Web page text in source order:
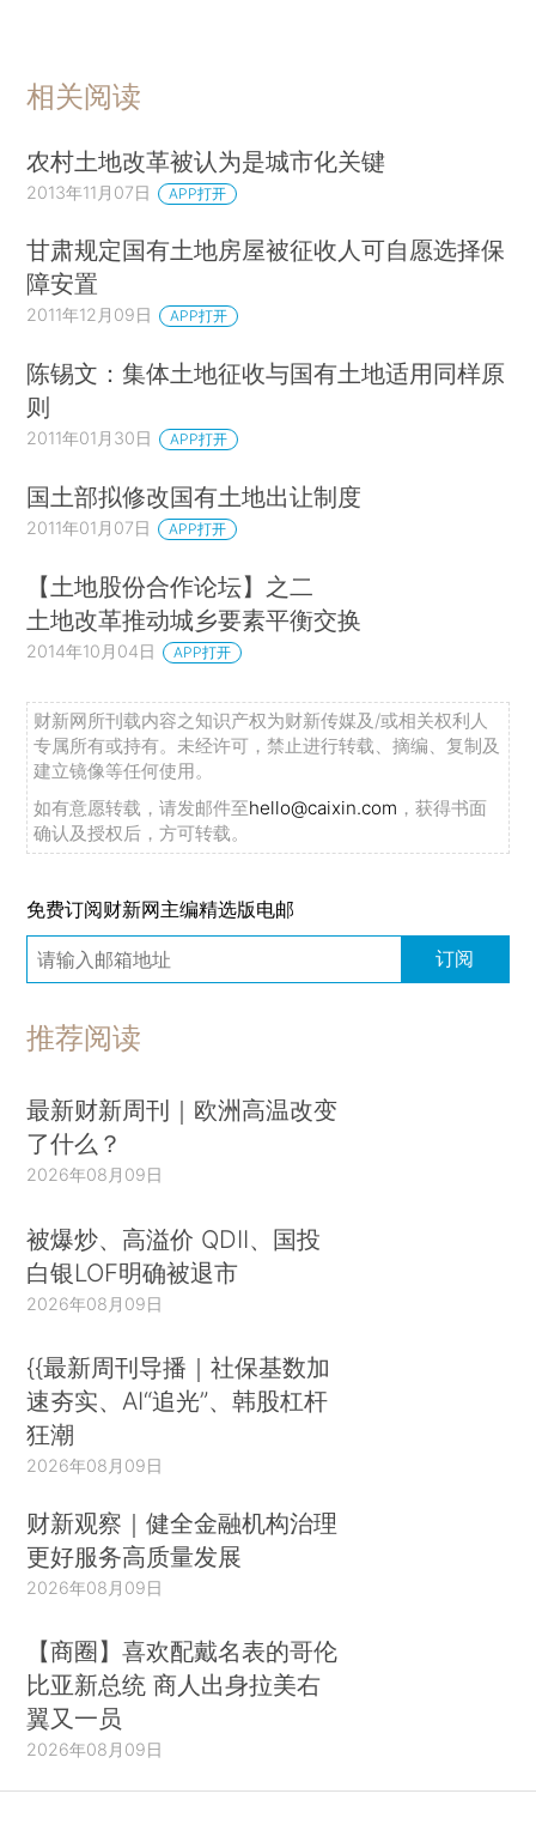
相关阅读
农村土地改革被认为是城市化关键
2013年11月07日 APP打开
甘肃规定国有土地房屋被征收人可自愿选择保
障安置
2011年12月09日 APP打开
陈锡文：集体土地征收与国有土地适用同样原
则
2011年01月30日 APP打开
国土部拟修改国有土地出让制度
2011年01月07日 APP打开
【土地股份合作论坛】之二
土地改革推动城乡要素平衡交换
2014年10月04日 APP打开
财新网所刊载内容之知识产权为财新传媒及/或相关权利人
专属所有或持有。未经许可，禁止进行转载、摘编、复制及
建立镜像等任何使用。
如有意愿转载，请发邮件至hello@caixin.com ，获得书面
确认及授权后，方可转载。
免费订阅财新网主编精选版电邮
订阅
推荐阅读
最新财新周刊｜欧洲高温改变
了什么？
2026年08月09日
被爆炒、高溢价 QDII、国投
白银LOF明确被退市
2026年08月09日
{{最新周刊导播｜社保基数加
速夯实、AI“追光”、韩股杠杆
狂潮
2026年08月09日
财新观察｜健全金融机构治理
更好服务高质量发展
2026年08月09日
【商圈】喜欢配戴名表的哥伦
比亚新总统 商人出身拉美右
翼又一员
2026年08月09日